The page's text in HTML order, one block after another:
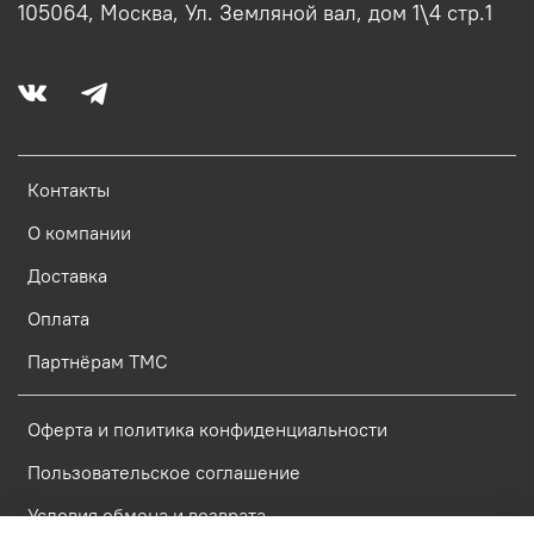
Контакты
О компании
Доставка
Оплата
Партнёрам ТМС
Оферта и политика конфиденциальности
Пользовательское соглашение
Условия обмена и возврата
105064, Москва, Ул. Земляной вал, дом 1\4 стр.1